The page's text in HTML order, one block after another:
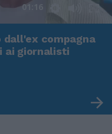
01:16
dall'ex compagna
ai giornalisti